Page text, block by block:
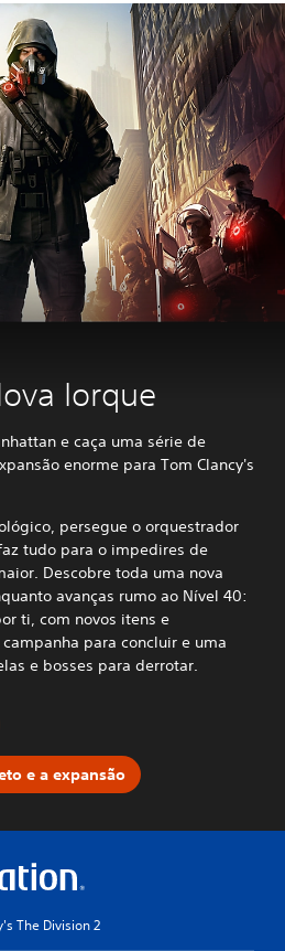
Iorque
e caça uma série de
enorme para Tom Clancy's
persegue o orquestrador
tudo para o impedires de
Descobre toda uma nova
avanças rumo ao Nível 40:
ti, com novos itens e
para concluir e uma
e bosses para derrotar.
e a expansão
The Division 2